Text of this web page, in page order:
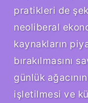
pratikleri de
neoliberal
kaynakların
bırakılmasını
günlük
işletilmesi ve